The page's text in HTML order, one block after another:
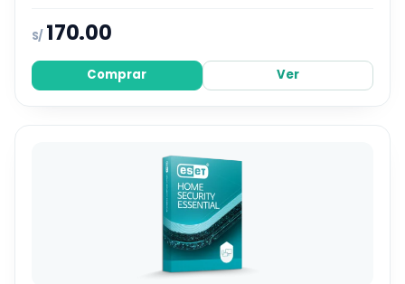
S/ 170.00
Comprar Ver